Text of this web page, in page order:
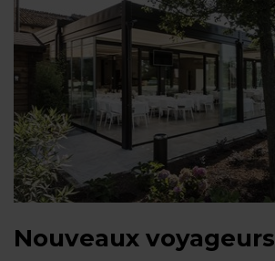
Nouveaux voyageurs